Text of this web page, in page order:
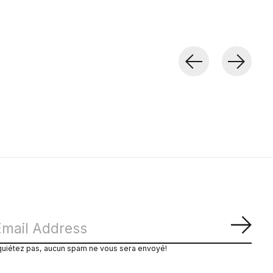
pas, aucun spam ne vous sera envoyé!